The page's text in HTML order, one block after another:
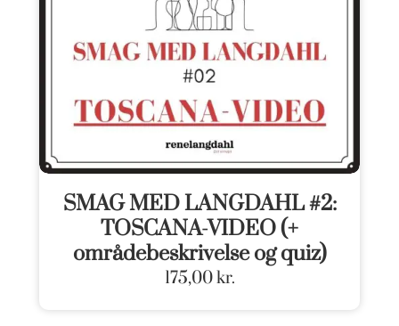
SMAG MED LANGDAHL #2:
TOSCANA-VIDEO (+
områdebeskrivelse og quiz)
175,00kr.